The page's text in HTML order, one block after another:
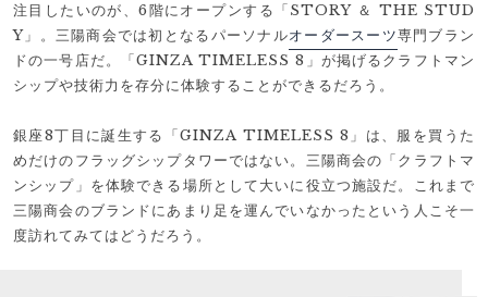
注目したいのが、6階にオープンする「STORY ＆ THE STUD
Y」。三陽商会では初となるパーソナルオーダースーツ専門ブラン
ドの一号店だ。「GINZA TIMELESS 8」が掲げるクラフトマン
シップや技術力を存分に体験することができるだろう。
銀座8丁目に誕生する「GINZA TIMELESS 8」は、服を買うた
めだけのフラッグシップタワーではない。三陽商会の「クラフトマ
ンシップ」を体験できる場所として大いに役立つ施設だ。これまで
三陽商会のブランドにあまり足を運んでいなかったという人こそ一
度訪れてみてはどうだろう。